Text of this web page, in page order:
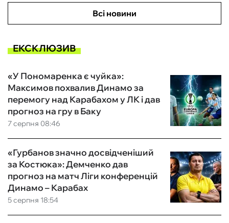
Всі новини
ЕКСКЛЮЗИВ
7 серпня 08:46
«У Пономаренка є чуйка»:
Максимов похвалив Динамо за
перемогу над Карабахом у ЛК і дав
прогноз на гру в Баку
5 серпня 18:54
«Гурбанов значно досвідченіший
за Костюка»: Демченко дав
прогноз на матч Ліги конференцій
Динамо – Карабах